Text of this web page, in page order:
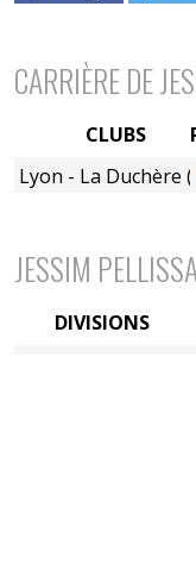
CARRIÈRE DE
CLUBS
Lyon - La Duchère
JESSIM
DIVISIONS